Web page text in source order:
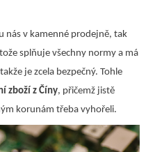
nás v kamenné prodejně, tak
splňuje všechny normy a má
je zcela bezpečný. Tohle
zboží z Číny, přičemž jistě
korunám třeba vyhořeli.